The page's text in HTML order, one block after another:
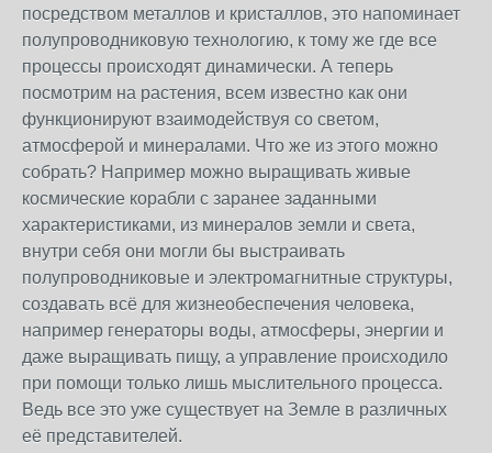
посредством металлов и кристаллов, это напоминает
полупроводниковую технологию, к тому же где все
процессы происходят динамически. А теперь
посмотрим на растения, всем известно как они
функционируют взаимодействуя со светом,
атмосферой и минералами. Что же из этого можно
собрать? Например можно выращивать живые
космические корабли с заранее заданными
характеристиками, из минералов земли и света,
внутри себя они могли бы выстраивать
полупроводниковые и электромагнитные структуры,
создавать всё для жизнеобеспечения человека,
например генераторы воды, атмосферы, энергии и
даже выращивать пищу, а управление происходило
при помощи только лишь мыслительного процесса.
Ведь все это уже существует на Земле в различных
её представителей.